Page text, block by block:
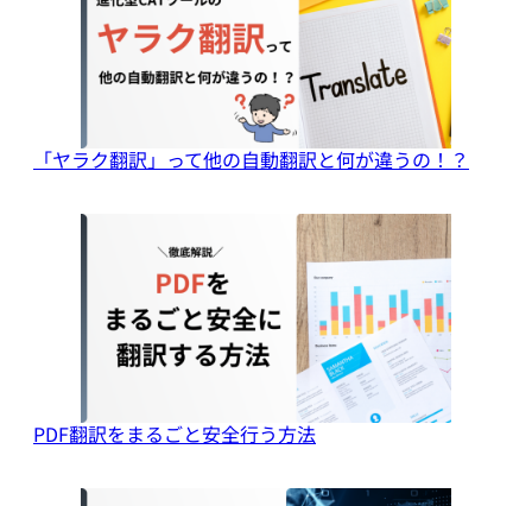
「ヤラク翻訳」って他の自動翻訳と何が違うの！？
PDF翻訳をまるごと安全行う方法